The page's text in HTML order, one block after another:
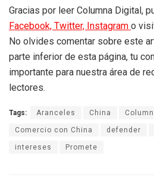
Gracias por leer Columna Digital,
Facebook, Twitter, Instagram o
No olvides comentar sobre este
parte inferior de esta página, tu
importante para nuestra área de
lectores.
Tags: Aranceles China
Comercio con China defender
intereses Promete